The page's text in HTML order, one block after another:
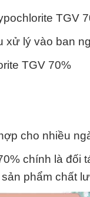
TGV
xử lý vào ban
TGV 70%
cho nhiều
chính là
phẩm chất